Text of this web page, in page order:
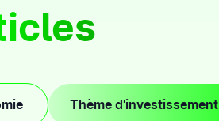
Thème d'investissement